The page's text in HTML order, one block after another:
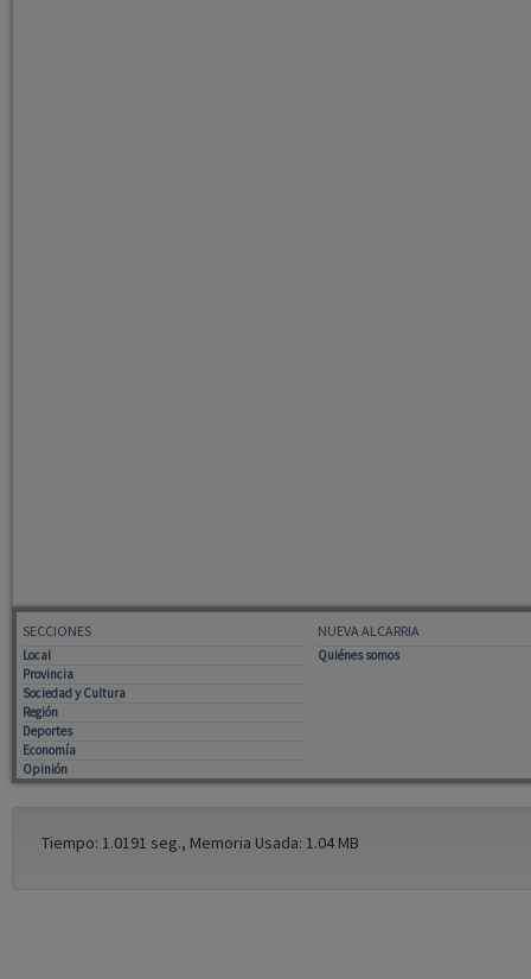
SECCIONES
Local
Provincia
Sociedad y Cultura
Región
Deportes
Economía
Opinión
NUEVA ALCARRIA
Quiénes somos
Tiempo: 1.0191 seg., Memoria Usada: 1.04 MB